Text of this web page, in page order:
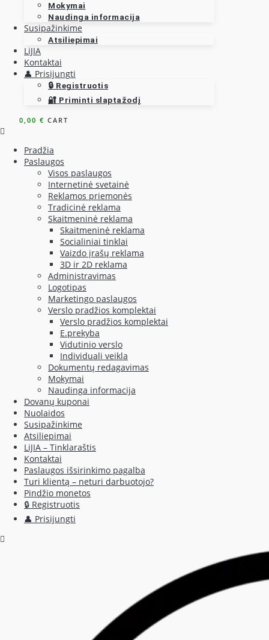
Mokymai
Naudinga informacija
Susipažinkime
Atsiliepimai
LiJIA
Kontaktai
👤 Prisijungti
🔒 Registruotis
🔐 Priminti slaptažodį
0,00 € CART
Pradžia
Paslaugos
Visos paslaugos
Internetinė svetainė
Reklamos priemonės
Tradicinė reklama
Skaitmeninė reklama
Skaitmeninė reklama
Socialiniai tinklai
Vaizdo įrašų reklama
3D ir 2D reklama
Administravimas
Logotipas
Marketingo paslaugos
Verslo pradžios komplektai
Verslo pradžios komplektai
E.prekyba
Vidutinio verslo
Individuali veikla
Dokumentų redagavimas
Mokymai
Naudinga informacija
Dovanų kuponai
Nuolaidos
Susipažinkime
Atsiliepimai
LiJIA – Tinklaraštis
Kontaktai
Paslaugos išsirinkimo pagalba
Turi klientą – neturi darbuotojo?
Pindžio monetos
🔒 Registruotis
👤 Prisijungti